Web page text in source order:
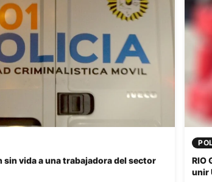
sin vida a una trabajadora del sector
RIO
unir